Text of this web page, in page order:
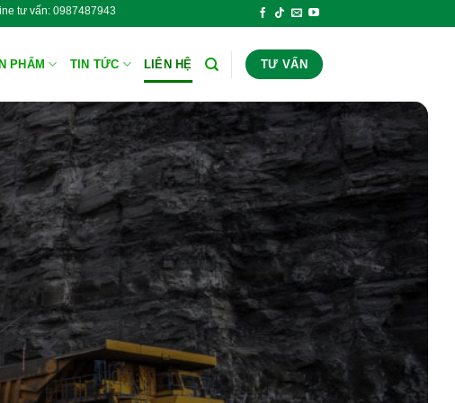
tư vấn: 0987487943 Hóa Chất Công Nghiệp Thăng Long - Hotline
PHẨM TIN TỨC LIÊN HỆ TƯ VẤN